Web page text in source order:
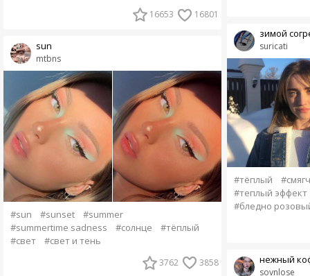
16653 16801
mtbns
sun
#sun #sunset
#summer
#summertime sadness
#солнце
#тёплый
#свет
#свет и тень
3762 3858
suricati
зимой
#тёплый
#теплый эффект
#бледно
sovnlose
нежный